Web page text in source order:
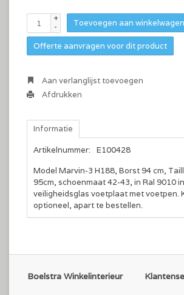
+
-
Toevoegen aan winkelwagen
Offerte aanvragen voor dit product
Aan verlanglijst toevoegen
Afdrukken
Informatie
Artikelnummer:
E100428
Model Marvin-3 H188, Borst 94 cm,
95cm, schoenmaat 42-43, in Ral 9010
veiligheidsglas voetplaat met voetpen.
optioneel, apart te bestellen.
Boelstra Winkelinterieur